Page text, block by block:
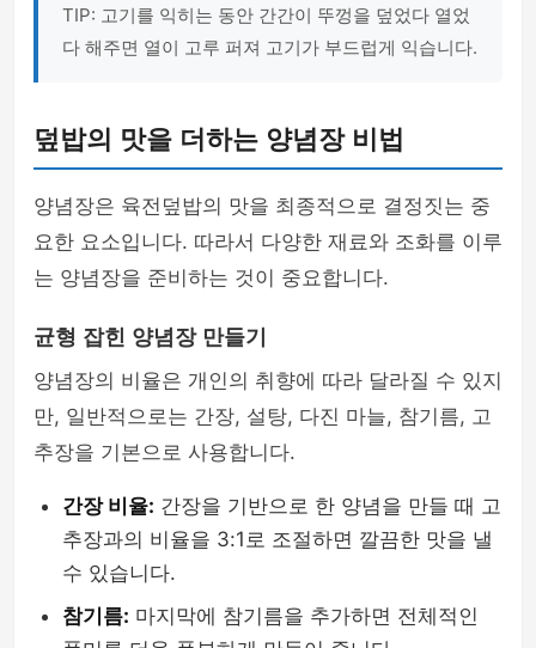
TIP: 고기를 익히는 동안 간간이 뚜껑을 덮었다 열었
다 해주면 열이 고루 퍼져 고기가 부드럽게 익습니다.
덮밥의 맛을 더하는 양념장 비법
양념장은 육전덮밥의 맛을 최종적으로 결정짓는 중
요한 요소입니다. 따라서 다양한 재료와 조화를 이루
는 양념장을 준비하는 것이 중요합니다.
균형 잡힌 양념장 만들기
양념장의 비율은 개인의 취향에 따라 달라질 수 있지
만, 일반적으로는 간장, 설탕, 다진 마늘, 참기름, 고
추장을 기본으로 사용합니다.
간장 비율: 간장을 기반으로 한 양념을 만들 때 고
추장과의 비율을 3:1로 조절하면 깔끔한 맛을 낼
수 있습니다.
참기름: 마지막에 참기름을 추가하면 전체적인